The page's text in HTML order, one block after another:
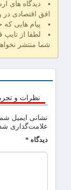
دیدگاه های
افق اقتصادی
پیام هایی که
لطفا از تایپ
شما منتشر
نظرات و
نشانی ایمیل
علامت‌گذاری
دیدگاه *